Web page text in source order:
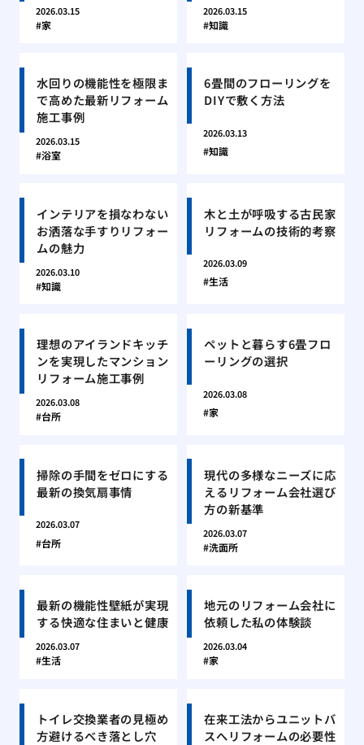
2026.03.15
家
2026.03.15
知識
水回りの機能性を極限ま
で高めた最新リフォーム
施工事例
2026.03.15
浴室
6畳間のフローリングを
DIYで敷く方法
2026.03.13
知識
インテリアを損なわない
お洒落な手すりリフォー
ムの魅力
2026.03.10
知識
木と土が呼吸する古民家
リフォームの技術的考察
2026.03.09
生活
理想のアイランドキッチ
ンを実現したマンション
リフォーム施工事例
2026.03.08
台所
ペットと暮らす6畳フロ
ーリングの選択
2026.03.08
家
掃除の手間をゼロにする
最新の換気扇事情
2026.03.07
台所
現代の多様なニーズに応
えるリフォーム会社選び
方の新基準
2026.03.07
洗面所
最新の機能性壁紙が実現
する快適な住まいと健康
2026.03.07
生活
地元のリフォーム会社に
依頼した私の体験談
2026.03.04
家
トイレ交換業者の見極め
方避けるべき落とし穴
在来工法からユニットバ
スへリフォームの必要性